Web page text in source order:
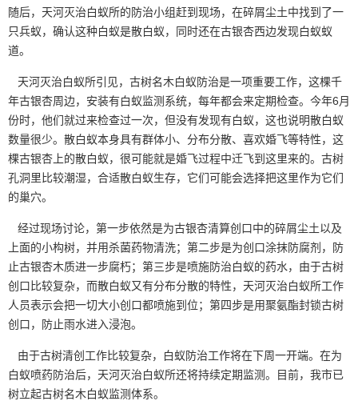
随后，天河灭治白蚁所的防治小组赶到现场，在碎屑尘土中找到了一
只兵蚁，确认这种白蚁是散白蚁，同时还在古银杏西边发现白蚁蚁
道。
天河灭治白蚁所引见，古树名木白蚁防治是一项重要工作，这棵千
年古银杏周边，安装有白蚁监测系统，每年都会来定期检查。今年6月
份时，他们就过来检查过一次，但没有发现有白蚁，这也说明散白蚁
数量很少。散白蚁本身具有群体小、分布分散、喜欢婚飞等特性，这
棵古银杏上的散白蚁，很可能就是婚飞过程中迁飞到这里来的。古树
孔洞里比较潮湿，合适散白蚁生存，它们可能会选择把这里作为它们
的巢穴。
经过现场讨论，第一步依然是为古银杏清算创口中的碎屑尘土以及
上面的小构树，并用杀菌药物清洗；第二步是为创口涂抹防腐剂，防
止古银杏木质进一步腐朽；第三步是喷施防治白蚁的药水，由于古树
创口比较复杂，而散白蚁又有分布分散的特性，天河灭治白蚁所工作
人员表示会把一切大小创口都喷施到位；第四步是用聚氨酯封锁古树
创口，防止雨水进入浸泡。
由于古树清创工作比较复杂，白蚁防治工作将在下周一开端。在为
白蚁喷药防治后，天河灭治白蚁所还将持续定期监测。目前，我市已
树立起古树名木白蚁监测体系。